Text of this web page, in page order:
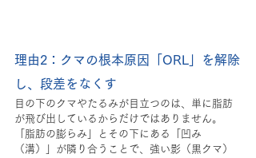
理由2：クマの根本原因「ORL」を解除
し、段差をなくす
目の下のクマやたるみが目立つのは、単に脂肪
が飛び出しているからだけではありません。
「脂肪の膨らみ」とその下にある「凹み
（溝）」が隣り合うことで、強い影（黒クマ）